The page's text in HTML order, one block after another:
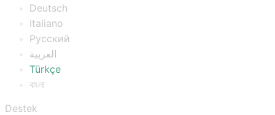
Deutsch
Italiano
Русский
العربية
Türkçe
বাংলা
Destek